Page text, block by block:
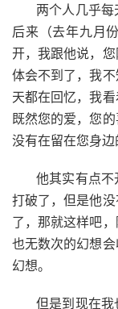
两个人几乎每
后来（去年九月
开，我跟他说，
体会不到了，我
天都在回忆，我
既然您的爱，您
没有在留在您身边
他其实有点不
打破了，但是他
了，那就这样吧
也无数次的幻想
幻想。
但是到现在我